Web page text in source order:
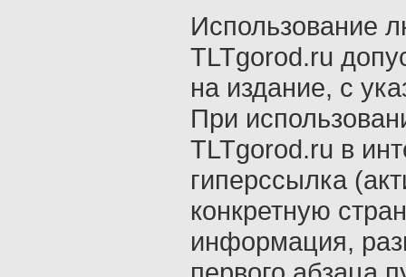
Использование
TLTgorod.ru
на издание, с
При
TLTgorod.ru в
гиперссылка
конкретную
информация,